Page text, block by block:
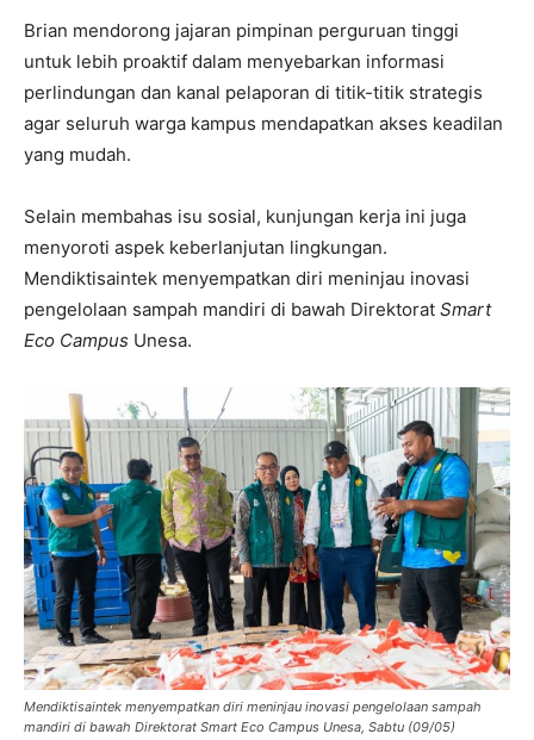
Brian mendorong jajaran pimpinan perguruan tinggi
untuk lebih proaktif dalam menyebarkan informasi
perlindungan dan kanal pelaporan di titik-titik strategis
agar seluruh warga kampus mendapatkan akses keadilan
yang mudah.
Selain membahas isu sosial, kunjungan kerja ini juga
menyoroti aspek keberlanjutan lingkungan.
Mendiktisaintek menyempatkan diri meninjau inovasi
pengelolaan sampah mandiri di bawah Direktorat Smart
Eco Campus Unesa.
Mendiktisaintek menyempatkan diri meninjau inovasi pengelolaan sampah
mandiri di bawah Direktorat Smart Eco Campus Unesa, Sabtu (09/05)